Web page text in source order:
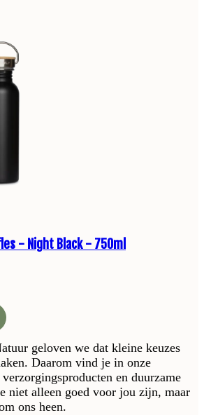
- Night Black - 750ml
geloven we dat kleine keuzes
Daarom vind je in onze
en duurzame
niet alleen goed voor jou zijn, maar
ons heen.